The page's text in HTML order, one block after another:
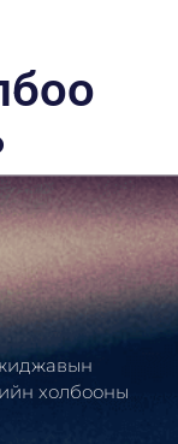
холбооны